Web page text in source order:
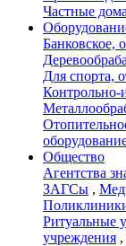
Частные
Банковское,
Для спорта,
Контрольно-
Общество
Агентства
ЗАГСы ,
Ритуальные
учреждения ,